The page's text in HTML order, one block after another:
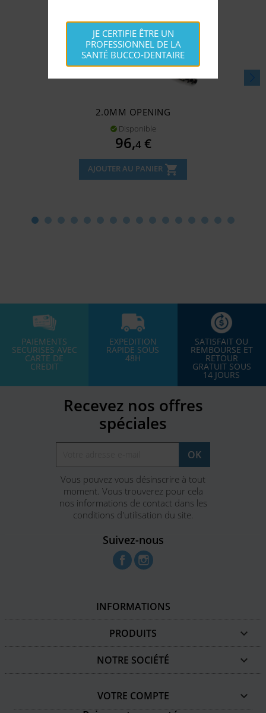
2.0MM OPENING
 Disponible
Prix
96,4 €
AJOUTER AU PANIER shopping_cart
PAIEMENTS
SECURISES AVEC
CARTE DE
CREDIT
EXPEDITION
RAPIDE SOUS
48H
SATISFAIT OU
REMBOURSE ET
RETOUR
GRATUIT SOUS
14 JOURS
Recevez nos offres
spéciales
Vous pouvez vous désinscrire à tout
moment. Vous trouverez pour cela
nos informations de contact dans les
conditions d'utilisation du site.
Suivez-nous
Facebook
INFORMATIONS
PRODUITS 
NOTRE SOCIÉTÉ 
VOTRE COMPTE

JE CERTIFIE ÊTRE UN
PROFESSIONNEL DE LA
SANTÉ BUCCO-DENTAIRE